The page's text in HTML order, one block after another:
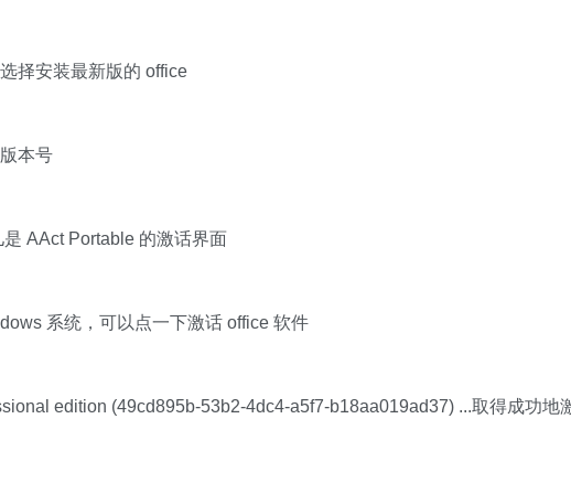
择安装最新版的 office
本号
AAct Portable 的激话界面
系统，可以点一下激话 office 软件
edition (49cd895b-53b2-4dc4-a5f7-b18aa019ad37) ...取得成功地